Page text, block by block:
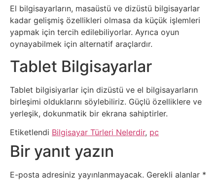
E-
Devlet
Cihazlar
Facebook
Felsefe
Finans
El bilgisayarların, masaüstü ve dizüstü bilgisayarlar
kadar gelişmiş özellikleri olmasa da küçük işlemleri
yapmak için tercih edilebiliyorlar. Ayrıca oyun
oynayabilmek için alternatif araçlardır.
Tablet Bilgisayarlar
Tablet bilgisiyarlar için dizüstü ve el bilgisayarların
birleşimi olduklarını söylebiliriz. Güçlü özelliklere ve
yerleşik, dokunmatik bir ekrana sahiptirler.
Etiketlendi Bilgisayar Türleri Nelerdir, pc
Bir yanıt yazın
E-posta adresiniz yayınlanmayacak. Gerekli alanlar *